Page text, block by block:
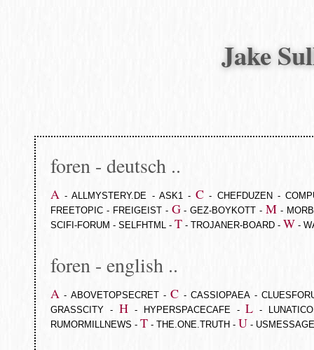
Jake
foren - deutsch ..
A -ALLMYSTERY.DE - ASK1-C - CHEFDUZEN -
FREETOPIC - FREIGEIST- G-GEZ-BOYKOTT -M -
SCIFI-FORUM - SELFHTML - T - TROJANER-BOARD - W -
foren - english ..
A - ABOVETOPSECRET-C -CASSIOPAEA-
GRASSCITY - H- HYPERSPACECAFE-L -
RUMORMILLNEWS - T - THE.ONE.TRUTH - U -